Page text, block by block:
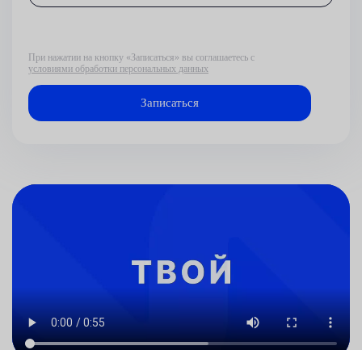
При нажатии на кнопку «Записаться» вы соглашаетесь с
условиями обработки персональных данных